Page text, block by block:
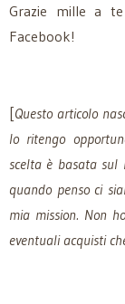
Grazie mille a
Facebook!
[Questo articolo
lo ritengo
scelta è basata sul
quando penso ci
mia mission. Non
eventuali acquisti